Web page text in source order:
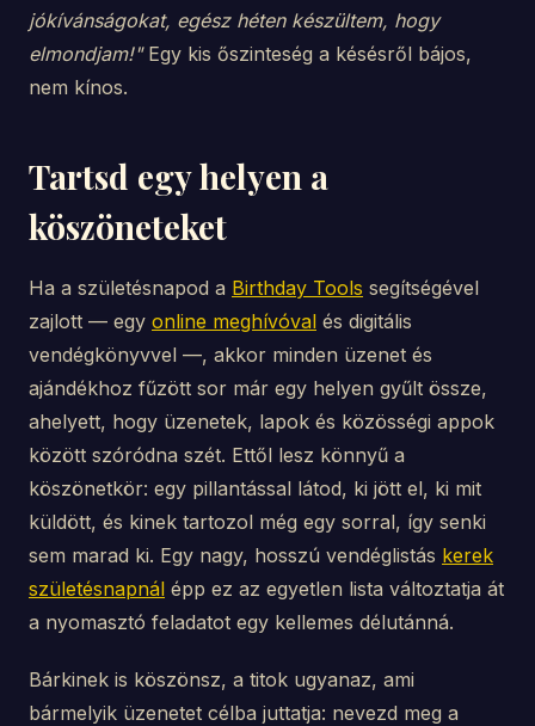
jókívánságokat, egész héten készültem, hogy
elmondjam!"Egy kis őszinteség a késésről bájos,
nem kínos.
Tartsd egy helyen a
köszöneteket
Ha a születésnapod a Birthday Tools segítségével
zajlott — egy online meghívóval és digitális
vendégkönyvvel —, akkor minden üzenet és
ajándékhoz fűzött sor már egy helyen gyűlt össze,
ahelyett, hogy üzenetek, lapok és közösségi appok
között szóródna szét. Ettől lesz könnyű a
köszönetkör: egy pillantással látod, ki jött el, ki mit
küldött, és kinek tartozol még egy sorral, így senki
sem marad ki. Egy nagy, hosszú vendéglistás kerek
születésnapnál épp ez az egyetlen lista változtatja át
a nyomasztó feladatot egy kellemes délutánná.
Bárkinek is köszönsz, a titok ugyanaz, ami
bármelyik üzenetet célba juttatja: nevezd meg a